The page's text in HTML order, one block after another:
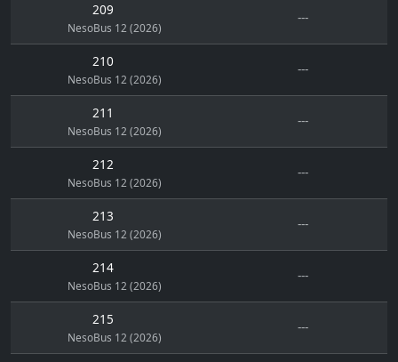
209
NesoBus 12 (2026)
---
210
NesoBus 12 (2026)
---
211
NesoBus 12 (2026)
---
212
NesoBus 12 (2026)
---
213
NesoBus 12 (2026)
---
214
NesoBus 12 (2026)
---
215
NesoBus 12 (2026)
---